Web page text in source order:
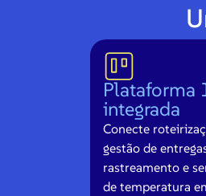
Plataforma
integrada
Conecte
gestão de
rastreamento e
de temperatura